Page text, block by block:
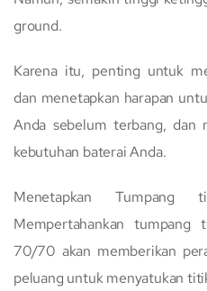
ground.
Karena itu, penting untuk
dan menetapkan harapan
Anda sebelum terbang, dan
kebutuhan baterai Anda.
Menetapkan
Mempertahankan
70/70 akan memberikan
peluang untuk menyatukan